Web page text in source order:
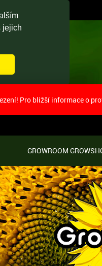
jejich
Pro bližší informace o
GROWROOM